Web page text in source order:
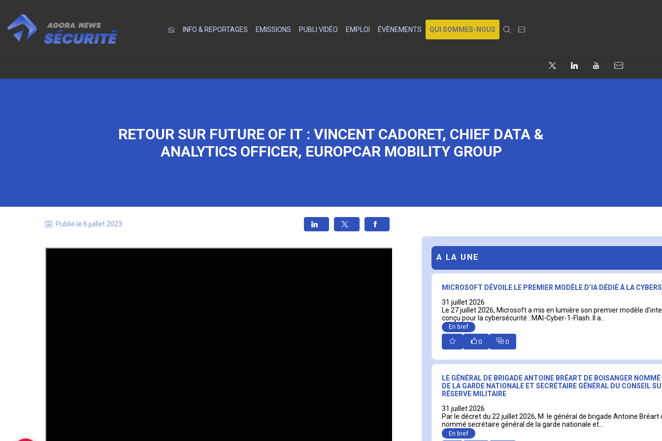
INFO & REPORTAGES EMISSIONS PUBLI VIDÉO EMPLOI ÉVÈNEMENTS QUI SOMMES-NOUS
RETOUR SUR FUTURE OF IT : VINCENT CADORET, CHIEF DATA &
ANALYTICS OFFICER, EUROPCAR MOBILITY GROUP
Publié le 6 juillet 2023
A LA UNE
MICROSOFT DÉVOILE LE PREMIER MODÈLE D’IA DÉDIÉ À LA
31 juillet 2026
Le 27 juillet 2026, Microsoft a mis en lumière son premier modèle
conçu pour la cybersécurité : MAI-Cyber-1-Flash. Il a...
En bref
0 0
LE GÉNÉRAL DE BRIGADE ANTOINE BRÉART DE BOISANGER
DE LA GARDE NATIONALE ET SECRÉTAIRE GÉNÉRAL DU CONSEIL
RÉSERVE MILITAIRE
31 juillet 2026
Par le décret du 22 juillet 2026, M. le général de brigade Antoine Bréart
nommé secrétaire général de la garde nationale et...
En bref